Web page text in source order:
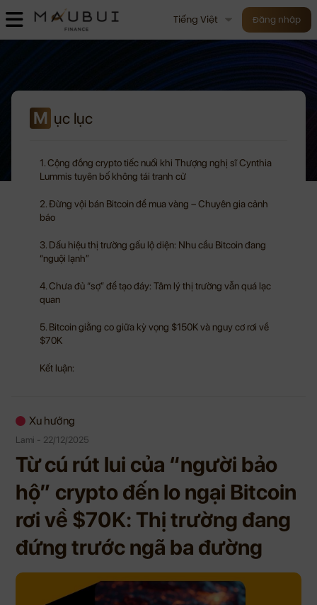
Tiếng Việt Đăng nhập
M ục lục
1. Cộng đồng crypto tiếc nuối khi Thượng nghị sĩ Cynthia
Lummis tuyên bố không tái tranh cử
2. Đừng vội bán Bitcoin để mua vàng – Chuyên gia cảnh
báo
3. Dấu hiệu thị trường gấu lộ diện: Nhu cầu Bitcoin đang
“nguội lạnh”
4. Chưa đủ “sợ” để tạo đáy: Tâm lý thị trường vẫn quá lạc
quan
5. Bitcoin giằng co giữa kỳ vọng $150K và nguy cơ rơi về
$70K
Kết luận:
Xu hướng
Lami - 22/12/2025
Từ cú rút lui của “người bảo
hộ” crypto đến lo ngại Bitcoin
rơi về $70K: Thị trường đang
đứng trước ngã ba đường